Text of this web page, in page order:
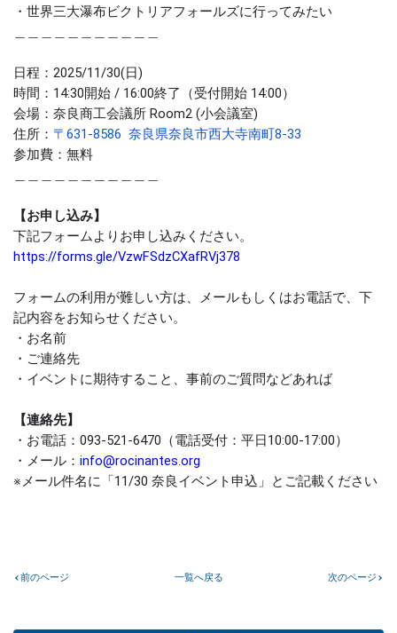
・世界三大瀑布ビクトリアフォールズに行ってみたい
日程：2025/11/30(日)
時間：14:30開始 / 16:00終了（受付開始 14:00）
会場：奈良商工会議所 Room2 (小会議室)
住所： 〒631-8586 奈良県奈良市西大寺南町8-33
参加費：無料
【お申し込み】
下記フォームよりお申し込みください。
https://forms.gle/VzwFSdzCXafRVj378
フォームの利用が難しい方は、メールもしくはお電話で、下
記内容をお知らせください。
・お名前
・ご連絡先
・イベントに期待すること、事前のご質問などあれば
【連絡先】
・お電話：093-521-6470（電話受付：平日10:00-17:00）
・メール： info@rocinantes.org
※メール件名に「11/30 奈良イベント申込」とご記載ください
前のページ 一覧へ戻る 次のページ